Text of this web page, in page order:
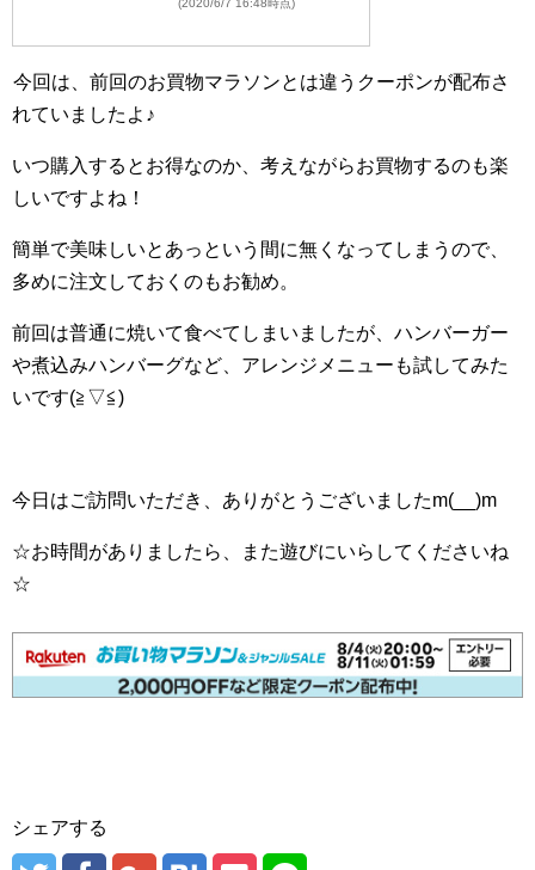
(2020/6/7 16:48時点)
今回は、前回のお買物マラソンとは違うクーポンが配布さ
れていましたよ♪
いつ購入するとお得なのか、考えながらお買物するのも楽
しいですよね！
簡単で美味しいとあっという間に無くなってしまうので、
多めに注文しておくのもお勧め。
前回は普通に焼いて食べてしまいましたが、ハンバーガー
や煮込みハンバーグなど、アレンジメニューも試してみた
いです(≧▽≦)
今日はご訪問いただき、ありがとうございましたm(__)m
☆お時間がありましたら、また遊びにいらしてくださいね
☆
シェアする